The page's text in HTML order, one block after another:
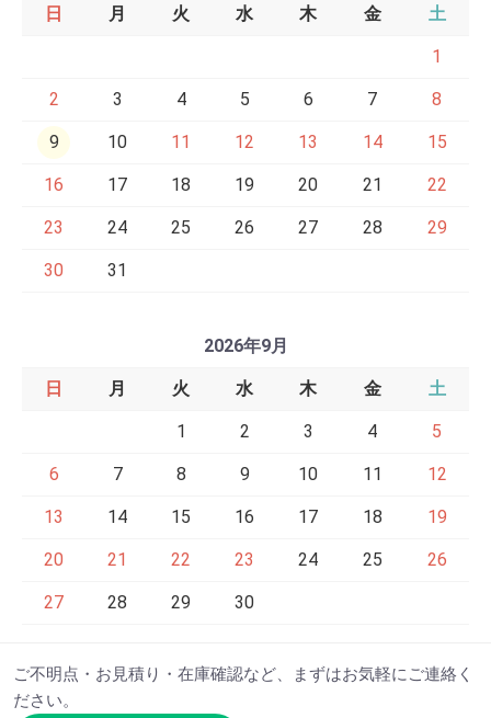
日 月 火 水 木 金 土
1
2 3 4 5 6 7 8
9 10 11 12 13 14 15
16 17 18 19 20 21 22
23 24 25 26 27 28 29
30 31
2026年9月
日 月 火 水 木 金 土
1 2 3 4 5
6 7 8 9 10 11 12
13 14 15 16 17 18 19
20 21 22 23 24 25 26
27 28 29 30
ご不明点・お見積り・在庫確認など、まずはお気軽にご連絡く
ださい。